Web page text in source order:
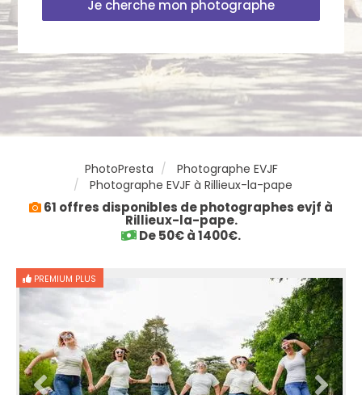
Je cherche mon photographe
PhotoPresta
Photographe EVJF
Photographe EVJF à Rillieux-la-pape
61 offres disponibles de photographes evjf à
Rillieux-la-pape.
De 50€ à 1400€.
PREMIUM PLUS